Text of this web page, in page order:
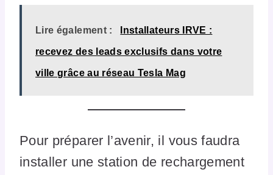
Lire également : Installateurs IRVE :
recevez des leads exclusifs dans votre
ville grâce au réseau Tesla Mag
Pour préparer l’avenir, il vous faudra
installer une station de rechargement